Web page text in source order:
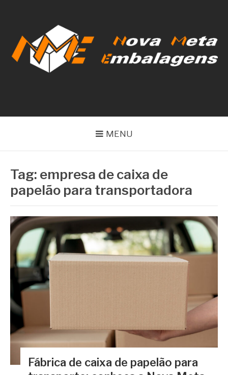
conteúdo
MENU
Tag: empresa de caixa de
papelão para transportadora
Fábrica de caixa de papelão para